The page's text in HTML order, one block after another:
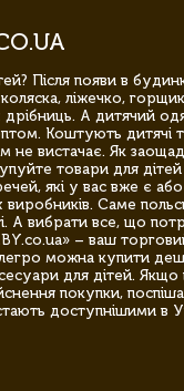
Після появи в
ліжечко,
дрібниць. А дитячий
Коштують дитячі
не вистачає. Як
товари для
які у вас вже є або
Саме
А вибрати все, що
– ваш
можна купити
для дітей. Якщо
покупки,
доступнішими в